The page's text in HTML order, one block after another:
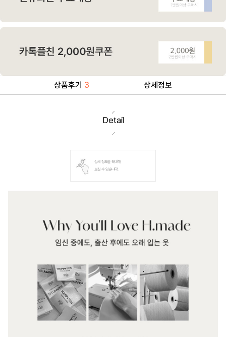
상품후기 3 상세정보
Detail
상세 정보를 확대해
보실 수 있습니다.